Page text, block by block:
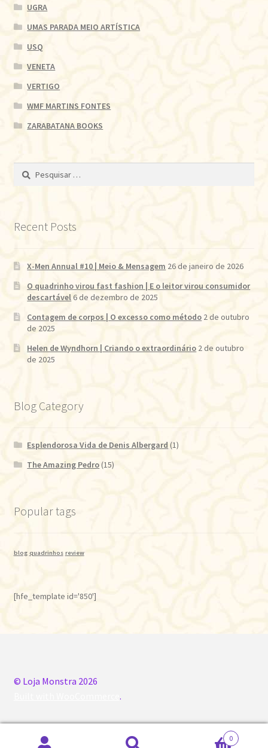
UGRA
UMAS PARADA MEIO ARTÍSTICA
USQ
VENETA
VERTIGO
WMF MARTINS FONTES
ZARABATANA BOOKS
Pesquisar
Recent Posts
X-Men Annual #10 | Meio & Mensagem 26 de janeiro de 2026
O quadrinho virou fast fashion | E o leitor virou consumidor
descartável 6 de dezembro de 2025
Contagem de corpos | O excesso como método 2 de outubro
de 2025
Helen de Wyndhorn | Criando o extraordinário 2 de outubro
de 2025
Blog Category
Esplendorosa Vida de Denis Albergard (1)
The Amazing Pedro(15)
Popular tags
blog quadrinhos review
[hfe_template id='850']
© Loja Monstra 2026
.
0